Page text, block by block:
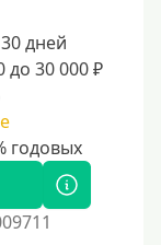
дней
до 30 000 ₽